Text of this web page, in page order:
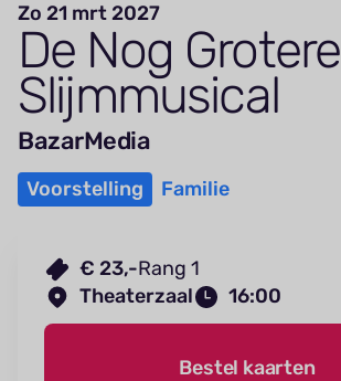
Zo 21 mrt 2027
De Nog Grotere
Slijmmusical
BazarMedia
Voorstelling Familie
€ 23,-Rang 1
Theaterzaal
16:00
Bestel kaarten